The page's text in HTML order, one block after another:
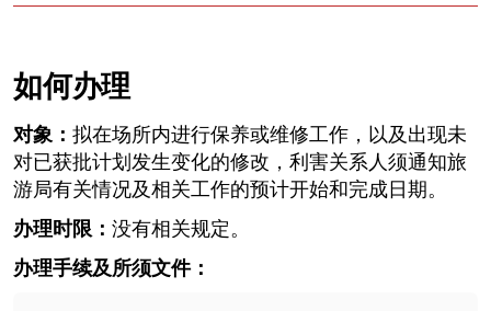
如何办理
对象： 拟在场所内进行保养或维修工作，以及出现未
对已获批计划发生变化的修改，利害关系人须通知旅
游局有关情况及相关工作的预计开始和完成日期。
办理时限： 没有相关规定。
办理手续及所须文件：